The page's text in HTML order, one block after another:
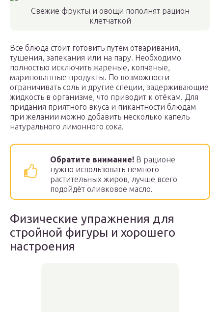
Свежие фрукты и овощи пополнят рацион
клетчаткой
Все блюда стоит готовить путём отваривания,
тушения, запекания или на пару. Необходимо
полностью исключить жареные, копчёные,
маринованные продукты. По возможности
ограничивать соль и другие специи, задерживающие
жидкость в организме, что приводит к отёкам. Для
придания приятного вкуса и пикантности блюдам
при желании можно добавить несколько капель
натурального лимонного сока.
Обратите внимание! В рационе
нужно использовать немного
растительных жиров, лучше всего
подойдёт оливковое масло.
Физические упражнения для
стройной фигуры и хорошего
настроения